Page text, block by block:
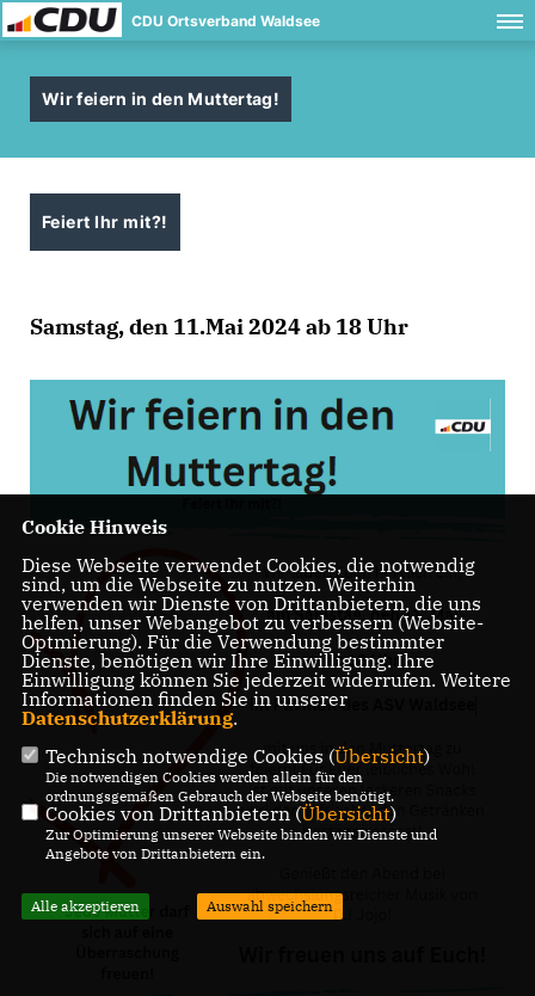
CDU Ortsverband Waldsee
Wir feiern in den Muttertag!
Feiert Ihr mit?!
Samstag, den 11.Mai 2024 ab 18 Uhr
Cookie Hinweis
Diese Webseite verwendet Cookies, die notwendig
sind, um die Webseite zu nutzen. Weiterhin
verwenden wir Dienste von Drittanbietern, die uns
helfen, unser Webangebot zu verbessern (Website-
Optmierung). Für die Verwendung bestimmter
Dienste, benötigen wir Ihre Einwilligung. Ihre
Einwilligung können Sie jederzeit widerrufen. Weitere
Informationen finden Sie in unserer
Datenschutzerklärung.
Technisch notwendige Cookies (Übersicht)
Die notwendigen Cookies werden allein für den
ordnungsgemäßen Gebrauch der Webseite benötigt.
Cookies von Drittanbietern (Übersicht)
Zur Optimierung unserer Webseite binden wir Dienste und
Angebote von Drittanbietern ein.
Alle akzeptieren Auswahl speichern